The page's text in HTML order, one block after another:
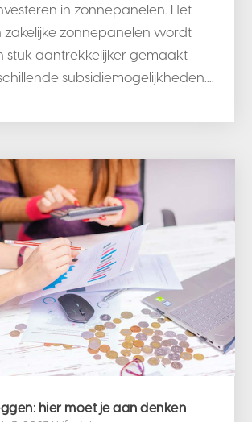
in zonnepanelen. Het
zakelijke zonnepanelen wordt
stuk aantrekkelijker gemaakt
subsidiemogelijkheden....
hier moet je aan denken